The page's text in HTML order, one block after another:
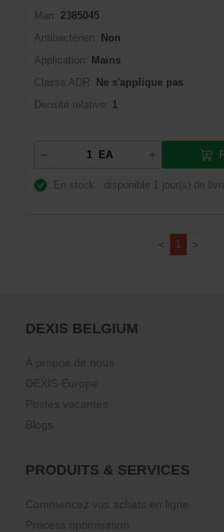
Man: 2385045
Antibactérien:
Non
Application:
Mains
Classe ADR:
Ne s'applique pas
Densité relative:
1
EA
En stock : disponible 1 jour(s) de
1
DEXIS BELGIUM
À propos de nous
DEXIS Europe
Postes vacantes
Blogs
PRODUITS & SERVICES
Commencez vos achats en ligne
Process optimisation